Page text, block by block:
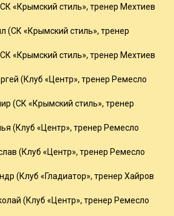
«Крымский стиль», тренер Мехтиев
(СК «Крымский стиль», тренер
«Крымский стиль», тренер Мехтиев
(Клуб «Центр», тренер Ремесло
(СК «Крымский стиль», тренер
(Клуб «Центр», тренер Ремесло
(Клуб «Центр», тренер Ремесло
(Клуб «Гладиатор», тренер Хайров
(Клуб «Центр», тренер Ремесло